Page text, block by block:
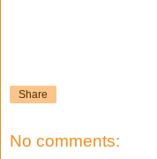
Share
No comments: